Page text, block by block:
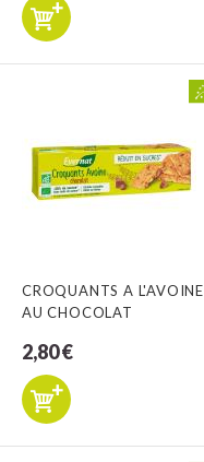
CROQUANTS A L'AVOINE
AU CHOCOLAT
2,80 €